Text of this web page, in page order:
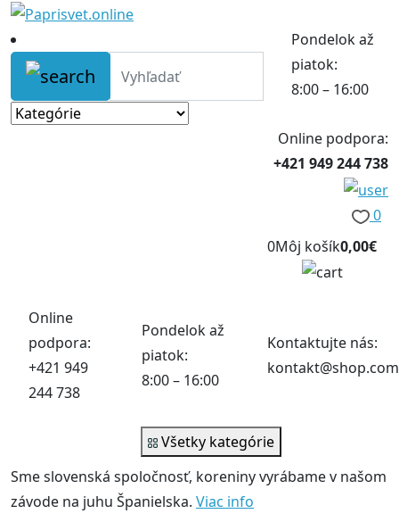
Pondelok až
piatok:
8:00 – 16:00
Online podpora:
+421 949 244 738
0
0Môj košík0,00€
Online
podpora:
+421 949
244 738
Pondelok až
piatok:
8:00 – 16:00
Kontaktujte nás:
kontakt@shop.com
Všetky kategórie
Sme slovenská spoločnosť, koreniny vyrábame v našom
závode na juhu Španielska. Viac info